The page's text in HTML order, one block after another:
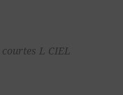
courtes L CIEL